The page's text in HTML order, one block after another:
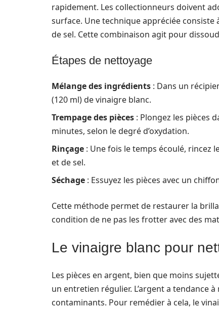
rapidement. Les collectionneurs doivent
surface. Une technique appréciée
de sel. Cette combinaison agit pour
Étapes de nettoyage
Mélange des ingrédients : Dans un
(120 ml) de vinaigre blanc.
Trempage des pièces : Plongez les pièces
minutes, selon le degré d’oxydation.
Rinçage : Une fois le temps écoulé, rincez
et de sel.
Séchage : Essuyez les pièces avec un
Cette méthode permet de restaurer la
condition de ne pas les frotter avec des
Le vinaigre blanc pour
Les pièces en argent, bien que moins
un entretien régulier. L’argent a tendance
contaminants. Pour remédier à cela, le